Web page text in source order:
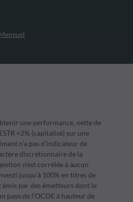
une performance, nette de
+2% (capitalisé) sur une
n’a pas d’indicateur de
discrétionnaire de la
n’est corrélée à aucun
jusqu'à 100% en titres de
par des émetteurs dont le
pays de l’OCDE à hauteur de